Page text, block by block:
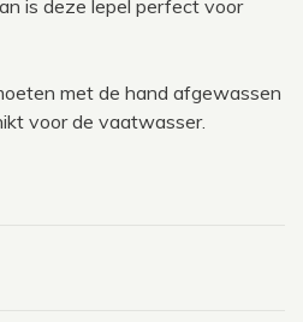
is deze lepel perfect voor
met de hand afgewassen
voor de vaatwasser.